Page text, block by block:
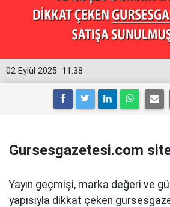
11:38
02 Eylül 2025
Gursesgazetesi.com
Yayın geçmişi, marka değeri ve
yapısıyla dikkat çeken